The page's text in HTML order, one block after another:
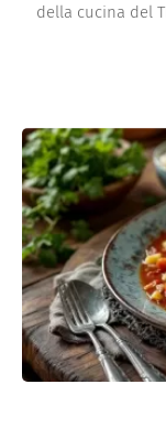
della cucina del